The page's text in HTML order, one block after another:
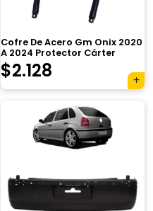
Cofre De Acero Gm Onix 2020
A 2024 Protector Cárter
$2.128
×